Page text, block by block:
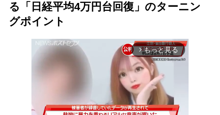
る「日経平均4万円台回復」のターニン
グポイント
arrow_forward_ios もっと見る